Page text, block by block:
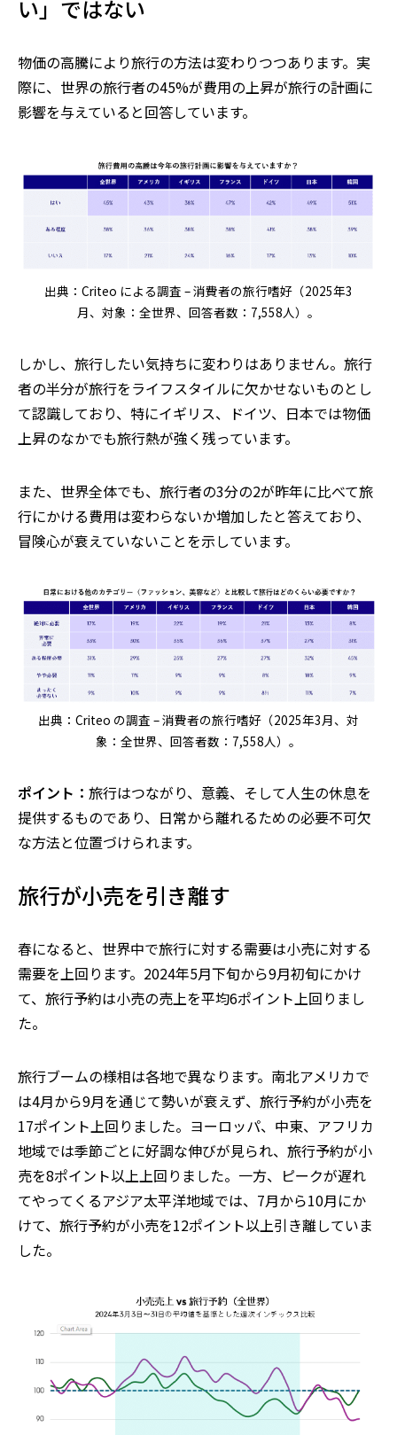
い」ではない
物価の高騰により旅行の方法は変わりつつあります。実
際に、世界の旅行者の45%が費用の上昇が旅行の計画に
影響を与えていると回答しています。
出典：Criteo による調査 – 消費者の旅行嗜好（2025年3
月、対象：全世界、回答者数：7,558人）。
しかし、旅行したい気持ちに変わりはありません。旅行
者の半分が旅行をライフスタイルに欠かせないものとし
て認識しており、特にイギリス、ドイツ、日本では物価
上昇のなかでも旅行熱が強く残っています。
また、世界全体でも、旅行者の3分の2が昨年に比べて旅
行にかける費用は変わらないか増加したと答えており、
冒険心が衰えていないことを示しています。
出典：Criteo の調査 – 消費者の旅行嗜好（2025年3月、対
象：全世界、回答者数：7,558人）。
ポイント： 旅行はつながり、意義、そして人生の休息を
提供するものであり、日常から離れるための必要不可欠
な方法と位置づけられます。
旅行が小売を引き離す
春になると、世界中で旅行に対する需要は小売に対する
需要を上回ります。2024年5月下旬から9月初旬にかけ
て、旅行予約は小売の売上を平均6ポイント上回りまし
た。
旅行ブームの様相は各地で異なります。南北アメリカで
は4月から9月を通じて勢いが衰えず、旅行予約が小売を
17ポイント上回りました。ヨーロッパ、中東、アフリカ
地域では季節ごとに好調な伸びが見られ、旅行予約が小
売を8ポイント以上上回りました。一方、ピークが遅れ
てやってくるアジア太平洋地域では、7月から10月にか
けて、旅行予約が小売を12ポイント以上引き離していま
した。